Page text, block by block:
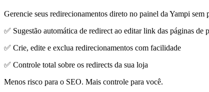
Gerencie seus redirecionamentos direto no painel da Yampi
✅ Sugestão automática de redirect ao editar link das páginas de
✅ Crie, edite e exclua redirecionamentos com facilidade
✅ Controle total sobre os redirects da sua loja
Menos risco para o SEO. Mais controle para você.